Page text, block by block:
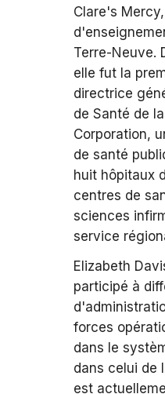
Clare's
Terre-Neuve.
elle fut la
directrice
de Santé de
Corporation,
de santé
huit hôpitaux
centres de
sciences
service
Elizabeth
participé à
forces
dans le
dans celui de
est